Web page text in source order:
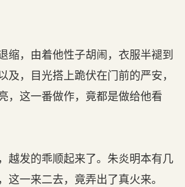
缩，由着他性子胡闹，衣服半褪到
及，目光搭上跪伏在门前的严安，
，这一番做作，竟都是做给他看
越发的乖顺起来了。朱炎明本有几
这一来二去，竟弄出了真火来。